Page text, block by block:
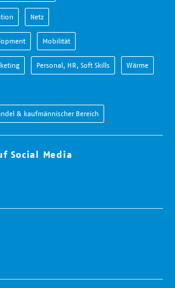
Netz
Mobilität
Personal, HR, Soft Skills Wärme
& kaufmännischer Bereich
Social Media